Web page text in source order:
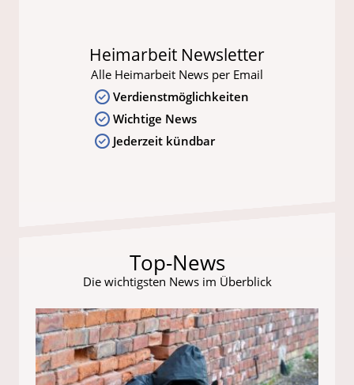
Heimarbeit Newsletter
Alle Heimarbeit News per Email
Verdienstmöglichkeiten
Wichtige News
Jederzeit kündbar
Top-News
Die wichtigsten News im Überblick